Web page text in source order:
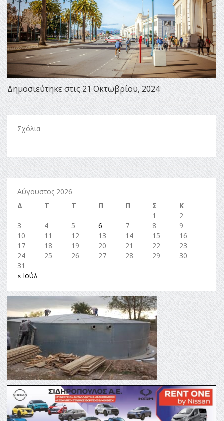
Δημοσιεύτηκε στις 21 Οκτωβρίου, 2024
Σχόλια
Αύγουστος 2026
Δ
Τ Τ Π Π Σ
Κ
1
2
3
4 5 6 7 8
9
10
11 12 13 14 15
16
17
18 19 20 21 22
23
24
25 26 27 28 29
30
31
« Ιούλ